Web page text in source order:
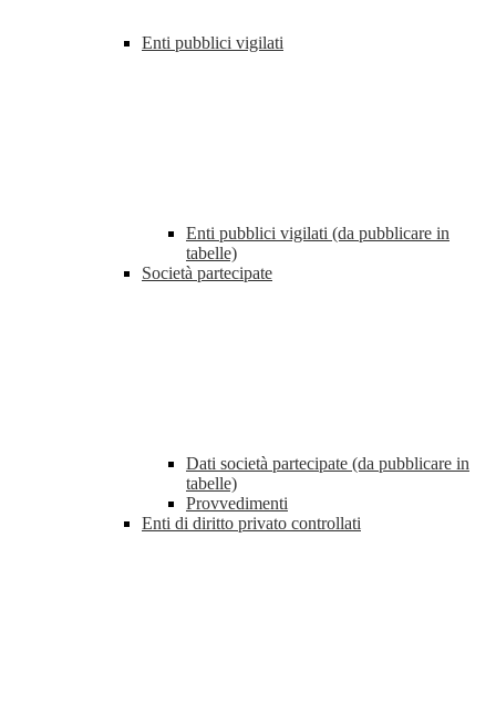
Enti pubblici vigilati
Enti pubblici vigilati (da pubblicare in
tabelle)
Società partecipate
Dati società partecipate (da pubblicare in
tabelle)
Provvedimenti
Enti di diritto privato controllati